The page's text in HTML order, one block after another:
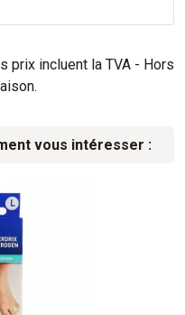
prix incluent la TVA - Hors
vous intéresser :